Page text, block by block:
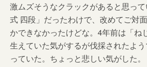
激ムズそうなクラックがあると思っ
式 四段」だったわけで、改めてご対
かできなかったけどな。4年前は「ね
生えていた気がするが伐採されたよ
っていた。ちょっと悲しい気がした。